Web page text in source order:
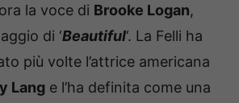
la voce di Brooke Logan,
di ‘Beautiful‘. La Felli ha
più volte l’attrice americana
Lang e l’ha definita come una